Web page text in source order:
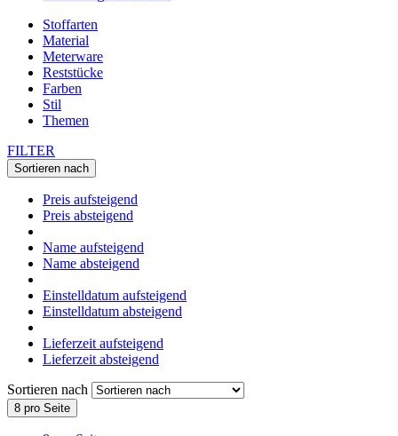
Stoffarten
Material
Meterware
Reststücke
Farben
Stil
Themen
FILTER
Sortieren nach
Preis aufsteigend
Preis absteigend
Name aufsteigend
Name absteigend
Einstelldatum aufsteigend
Einstelldatum absteigend
Lieferzeit aufsteigend
Lieferzeit absteigend
Sortieren nach
8 pro Seite